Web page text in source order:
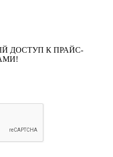
ДОСТУП К ПРАЙС-